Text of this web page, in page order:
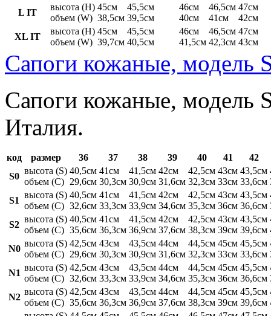
L IT
высота (H)
объем (W)
45см
38,5см
45,5см
39,5см
46см
40см
46,5см
41см
47см
42см
XL IT
высота (H)
объем (W)
45см
39,7см
45,5см
40,5см
46см
41,5см
46,5см
42,3см
47см
43см
Сапоги кожаные, модель
Сапоги кожаные, модель
Италия.
код размер 36 37 38 39 40 41
42
S0
высота (S)
объем (C)
40,5см
29,6см
41см
30,3см
41,5см
30,9см
42см
31,6см
42,5см
32,3см
43см
33см
43,5см
33,6см
S1
высота (S)
объем (C)
40,5см
32,6см
41см
33,3см
41,5см
33,9см
42см
34,6см
42,5см
35,3см
43см
36см
43,5см
36,6см
S2
высота (S)
объем (C)
40,5см
35,6см
41см
36,3см
41,5см
36,9см
42см
37,6см
42,5см
38,3см
43см
39см
43,5см
39,6см
N0
высота (S)
объем (C)
42,5см
29,6см
43см
30,3см
43,5см
30,9см
44см
31,6см
44,5см
32,3см
45см
33см
45,5см
33,6см
N1
высота (S)
объем (C)
42,5см
32,6см
43см
33,3см
43,5см
33,9см
44см
34,6см
44,5см
35,3см
45см
36см
45,5см
36,6см
N2
высота (S)
объем (C)
42,5см
35,6см
43см
36,3см
43,5см
36,9см
44см
37,6см
44,5см
38,3см
45см
39см
45,5см
39,6см